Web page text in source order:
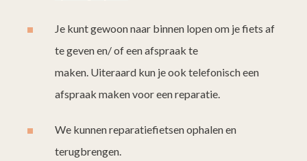
Je kunt gewoon naar binnen lopen om je fiets af
te geven en/ of een afspraak te
maken. Uiteraard kun je ook telefonisch een
afspraak maken voor een reparatie.
We kunnen reparatiefietsen ophalen en
terugbrengen.